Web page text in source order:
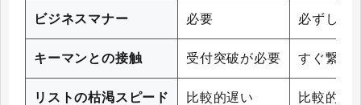
ビジネスマナー 必要 必ずしも
キーマンとの接触 受付突破が必要 すぐ繋が
リストの枯渇スピード 比較的遅い 比較的早